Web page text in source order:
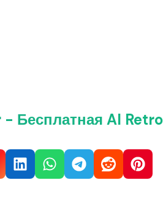
Бесплатная AI